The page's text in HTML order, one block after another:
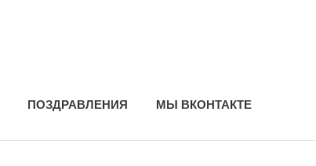
ПОЗДРАВЛЕНИЯ МЫ ВКОНТАКТЕ